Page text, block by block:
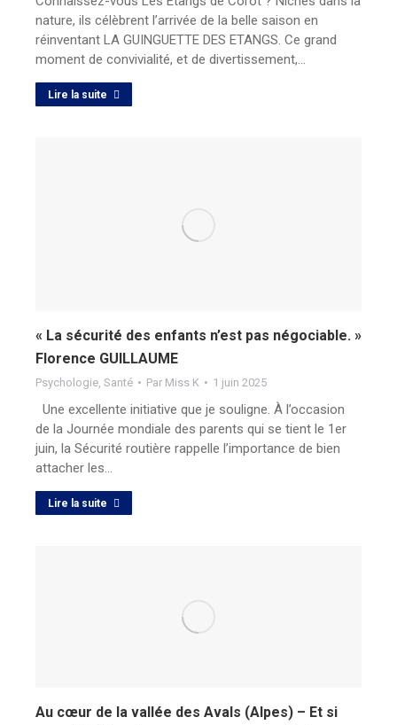
nature, ils célèbrent l’arrivée de la belle saison en
réinventant LA GUINGUETTE DES ETANGS. Ce grand
moment de convivialité, et de divertissement,…
Lire la suite
« La sécurité des enfants n’est pas négociable. »
Florence GUILLAUME
Psychologie Santé Par Miss K 1 juin 2025
Une excellente initiative que je souligne. À l’occasion
de la Journée mondiale des parents qui se tient le 1er
juin, la Sécurité routière rappelle l’importance de bien
attacher les…
Lire la suite
Au cœur de la vallée des Avals (Alpes) – Et si